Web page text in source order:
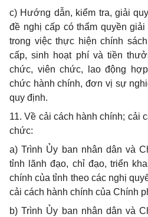
c) Hướng dẫn, kiểm tra, giải
đề nghị cấp có thẩm quyền
trong việc thực hiện chính
cấp, sinh hoạt phí và tiền
chức, viên chức, lao động
chức hành chính, đơn vị sự
quy định.
11. Về cải cách hành chính; cải
chức:
a)Trình Ủy ban nhân dân và
tỉnh lãnh đạo, chỉ đạo, triển
chính của tỉnh theo các nghị
cải cách hành chính của Chính
b)Trình Ủy ban nhân dân và